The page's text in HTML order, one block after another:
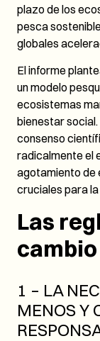
plazo de los
pesca
globales
El informe
un modelo
ecosistemas
bienestar
consenso
radicalmente el
agotamiento de
cruciales para
Las
cambio
1 – LA
MENOS Y